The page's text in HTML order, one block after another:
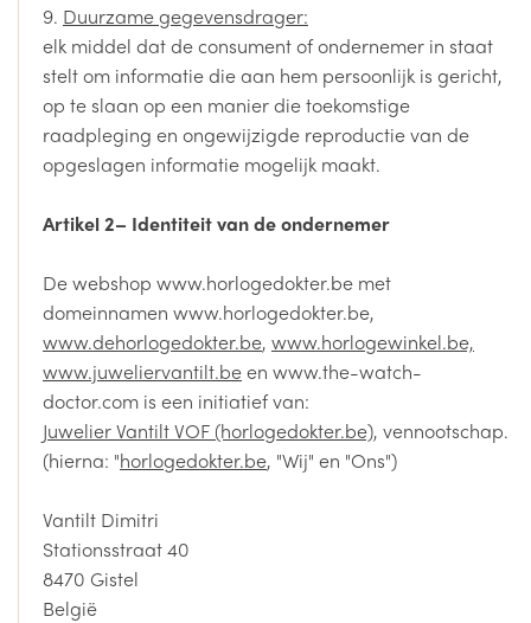
9. Duurzame gegevensdrager:
elk middel dat de consument of ondernemer in staat
stelt om informatie die aan hem persoonlijk is gericht,
op te slaan op een manier die toekomstige
raadpleging en ongewijzigde reproductie van de
opgeslagen informatie mogelijk maakt.
Artikel 2– Identiteit van de ondernemer
De webshop www.horlogedokter.be met
domeinnamen www.horlogedokter.be,
www.dehorlogedokter.be, www.horlogewinkel.be,
www.juweliervantilt.been www.the-watch-
doctor.com is een initiatief van:
Juwelier Vantilt VOF (horlogedokter.be), vennootschap.
(hierna: "horlogedokter.be, "Wij" en "Ons")
Vantilt Dimitri
Stationsstraat 40
8470 Gistel
België